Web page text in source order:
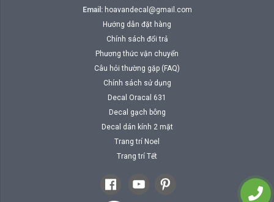
Email: hoavandecal@gmail.com
Hướng dẫn đặt hàng
Chính sách đổi trả
Phương thức vận chuyển
Câu hỏi thường gặp (FAQ)
Chính sách sử dụng
Decal Oracal 631
Decal gạch bông
Decal dán kính 2 mặt
Trang trí Noel
Trang trí Tết